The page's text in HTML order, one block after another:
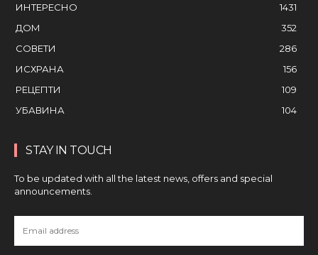
ИНТЕРЕСНО
1431
ДОМ
352
СОВЕТИ
286
ИСХРАНА
156
РЕЦЕПТИ
109
УБАВИНА
104
STAY IN TOUCH
To be updated with all the latest news, offers and special
announcements.